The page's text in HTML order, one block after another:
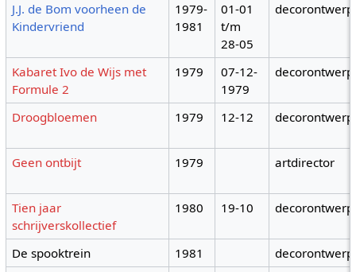
J.J. de Bom voorheen de
Kindervriend
1979-
1981
01-01
t/m
28-05
Kabaret Ivo de Wijs met
Formule 2
1979
07-12-
1979
Droogbloemen 1979 12-12
Geen ontbijt 1979 artdirector
Tien jaar
schrijverskollectief
1980 19-10
De spooktrein 1981